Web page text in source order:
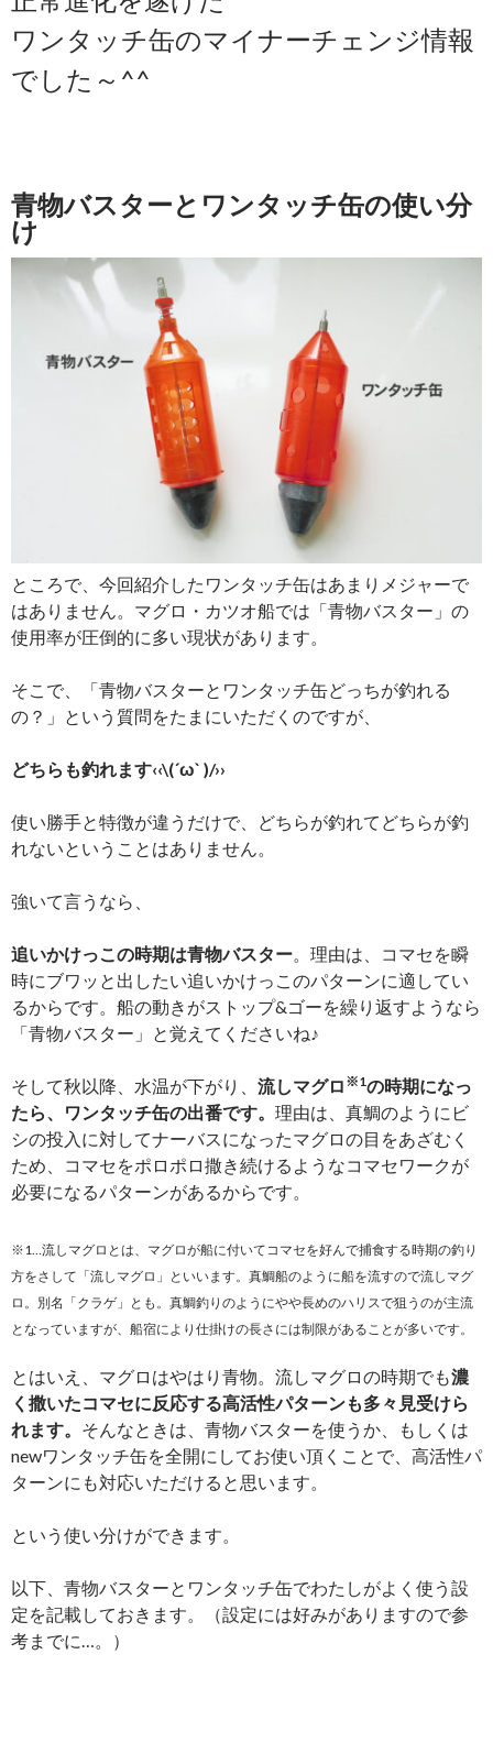
ワンタッチ缶のマイナーチェンジ情報
でした～^^
青物バスターとワンタッチ缶の使い分
け
ところで、今回紹介したワンタッチ缶はあまりメジャーで
はありません。マグロ・カツオ船では「青物バスター」の
使用率が圧倒的に多い現状があります。
そこで、「青物バスターとワンタッチ缶どっちが釣れる
の？」という質問をたまにいただくのですが、
どちらも釣れます‹‹\(´ω` )/››
使い勝手と特徴が違うだけで、どちらが釣れてどちらが釣
れないということはありません。
強いて言うなら、
追いかけっこの時期は青物バスター。理由は、コマセを瞬
時にブワッと出したい追いかけっこのパターンに適してい
るからです。船の動きがストップ&ゴーを繰り返すようなら
「青物バスター」と覚えてくださいね♪
そして秋以降、水温が下がり、 流しマグロ ※1の時期になっ
たら、ワンタッチ缶の出番です。 理由は、真鯛のようにビ
シの投入に対してナーバスになったマグロの目をあざむく
ため、コマセをポロポロ撒き続けるようなコマセワークが
必要になるパターンがあるからです。
※1…流しマグロとは、マグロが船に付いてコマセを好んで捕食する時期の釣り
方をさして「流しマグロ」といいます。真鯛船のように船を流すので流しマグ
ロ。別名「クラゲ」とも。真鯛釣りのようにやや長めのハリスで狙うのが主流
となっていますが、船宿により仕掛けの長さには制限があることが多いです。
とはいえ、マグロはやはり青物。流しマグロの時期でも濃
く撒いたコマセに反応する高活性パターンも多々見受けら
れます。 そんなときは、青物バスターを使うか、もしくは
newワンタッチ缶を全開にしてお使い頂くことで、高活性パ
ターンにも対応いただけると思います。
という使い分けができます。
以下、青物バスターとワンタッチ缶でわたしがよく使う設
定を記載しておきます。（設定には好みがありますので参
考までに…。）